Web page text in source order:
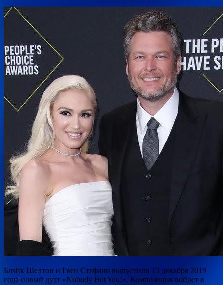
Блэйк Шелтон и Гвен Стефани выпустили 13 декабря 2019
года новый дуэт «Nobody But You!». Композиция войдет в